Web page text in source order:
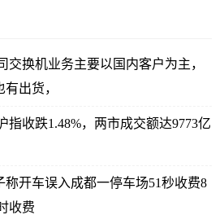
交换机业务主要以国内客户为主，
出货，
指收跌1.48%，两市成交额达9773亿
称开车误入成都一停车场51秒收费8
收费